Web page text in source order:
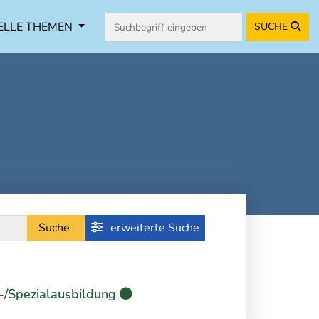
THEMEN SUCHE
Suche erweiterte Suche
Spezialausbildung